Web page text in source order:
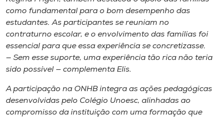
como fundamental para o bom desempenho das
estudantes. As participantes se reuniam no
contraturno escolar, e o envolvimento das famílias foi
essencial para que essa experiência se concretizasse.
— Sem esse suporte, uma experiência tão rica não teria
sido possível — complementa Elis.
A participação na ONHB integra as ações pedagógicas
desenvolvidas pelo Colégio Unoesc, alinhadas ao
compromisso da instituição com uma formação que